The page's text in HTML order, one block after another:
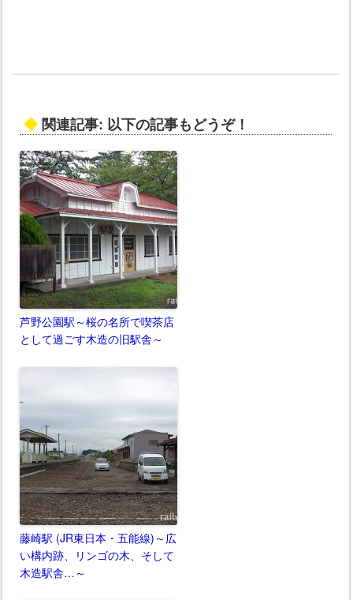
◆関連記事: 以下の記事もどうぞ！
芦野公園駅～桜の名所で喫茶店
として過ごす木造の旧駅舎～
藤崎駅 (JR東日本・五能線)～広
い構内跡、リンゴの木、そして
木造駅舎…～